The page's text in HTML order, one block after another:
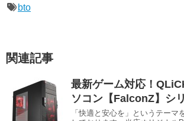
bto
関連記事
最新ゲーム対応！
ソコン【FalconZ】シ
「快適と安心を」というテーマ